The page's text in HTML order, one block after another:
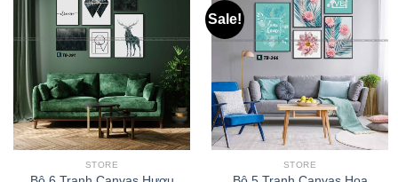
STORE
Sale!
STORE